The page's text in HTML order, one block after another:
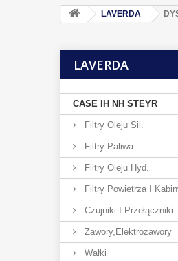
LAVERDA
LAVERDA
CASE IH NH STEYR
Filtry Oleju Sil.
Filtry Paliwa
Filtry Oleju Hyd.
Filtry Powietrza I
Czujniki I Przełączniki
Zawory,elektrozawory
Wałki